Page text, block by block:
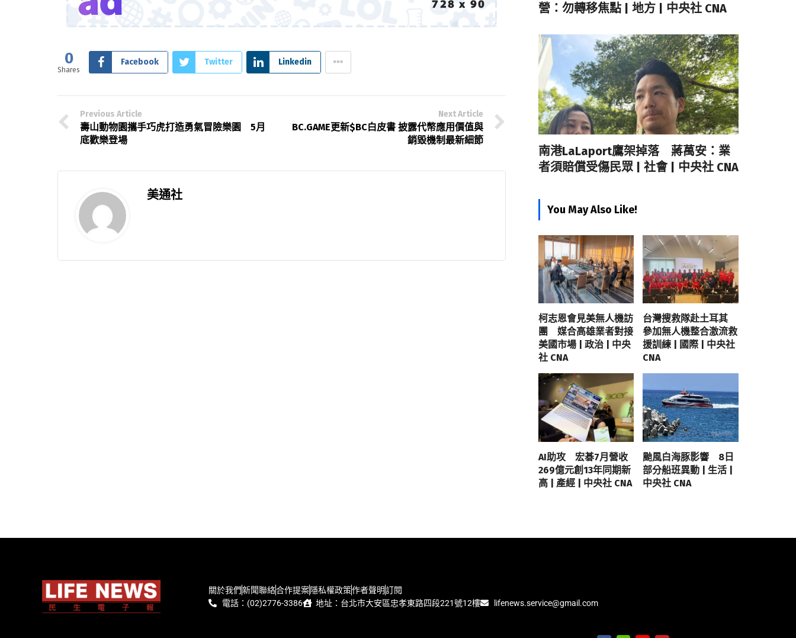
0
Shares
Facebook Twitter Linkedin
Previous Article
壽山動物園攜手巧虎打造勇氣冒險樂園 5月
底歡樂登場
Next Article
BC.GAME更新$BC白皮書 披露代幣應用價值與
銷毀機制最新細節
美通社
營：勿轉移焦點 | 地方 | 中央社 CNA
南港LaLaport鷹架掉落 蔣萬安：業
者須賠償受傷民眾 | 社會 | 中央社 CNA
You May Also Like!
柯志恩會見美無人機訪
團 媒合高雄業者對接
美國市場 | 政治 | 中央
社 CNA
台灣搜救隊赴土耳其
參加無人機整合激流救
援訓練 | 國際 | 中央社
CNA
AI助攻 宏碁7月營收
269億元創13年同期新
高 | 產經 | 中央社 CNA
颱風白海豚影響 8日
部分船班異動 | 生活 |
中央社 CNA
關於我們新聞聯絡合作提案隱私權政策作者聲明訂閱
電話：(02)2776-3386
地址：台北市大安區忠孝東路四段221號12樓 lifenews.service@gmail.com